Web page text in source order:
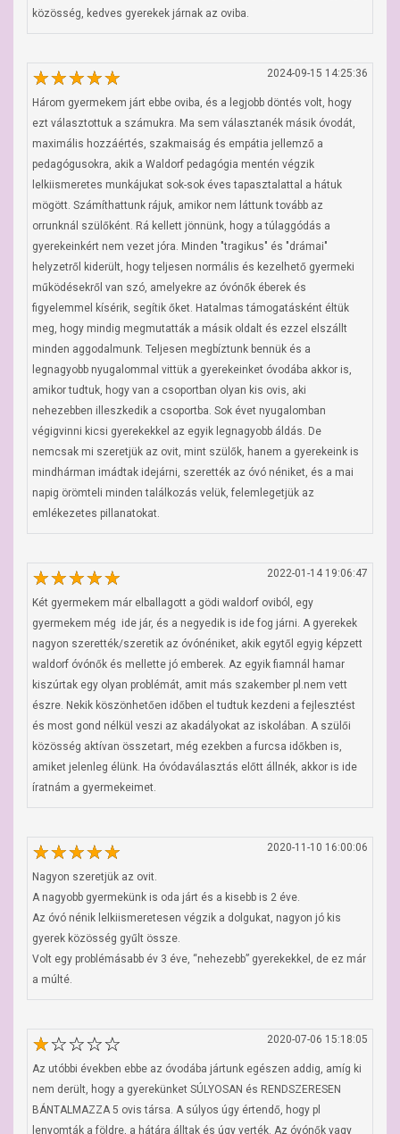
közösség, kedves gyerekek járnak az oviba.
2024-09-15 14:25:36
Három gyermekem járt ebbe oviba, és a legjobb döntés volt, hogy
ezt választottuk a számukra. Ma sem választanék másik óvodát,
maximális hozzáértés, szakmaiság és empátia jellemző a
pedagógusokra, akik a Waldorf pedagógia mentén végzik
lelkiismeretes munkájukat sok-sok éves tapasztalattal a hátuk
mögött. Számíthattunk rájuk, amikor nem láttunk tovább az
orrunknál szülőként. Rá kellett jönnünk, hogy a túlaggódás a
gyerekeinkért nem vezet jóra. Minden "tragikus" és "drámai"
helyzetről kiderült, hogy teljesen normális és kezelhető gyermeki
működésekről van szó, amelyekre az óvónők éberek és
figyelemmel kísérik, segítik őket. Hatalmas támogatásként éltük
meg, hogy mindig megmutatták a másik oldalt és ezzel elszállt
minden aggodalmunk. Teljesen megbíztunk bennük és a
legnagyobb nyugalommal vittük a gyerekeinket óvodába akkor is,
amikor tudtuk, hogy van a csoportban olyan kis ovis, aki
nehezebben illeszkedik a csoportba. Sok évet nyugalomban
végigvinni kicsi gyerekekkel az egyik legnagyobb áldás. De
nemcsak mi szeretjük az ovit, mint szülők, hanem a gyerekeink is
mindhárman imádtak idejárni, szerették az óvó néniket, és a mai
napig örömteli minden találkozás velük, felemlegetjük az
emlékezetes pillanatokat.
2022-01-14 19:06:47
Két gyermekem már elballagott a gödi waldorf oviból, egy
gyermekem még  ide jár, és a negyedik is ide fog járni. A gyerekek
nagyon szerették/szeretik az óvónéniket, akik egytől egyig képzett
waldorf óvónők és mellette jó emberek. Az egyik fiamnál hamar
kiszúrtak egy olyan problémát, amit más szakember pl.nem vett
észre. Nekik köszönhetően időben el tudtuk kezdeni a fejlesztést
és most gond nélkül veszi az akadályokat az iskolában. A szülői
közösség aktívan összetart, még ezekben a furcsa időkben is,
amiket jelenleg élünk. Ha óvódaválasztás előtt állnék, akkor is ide
íratnám a gyermekeimet.
2020-11-10 16:00:06
Nagyon szeretjük az ovit.
A nagyobb gyermekünk is oda járt és a kisebb is 2 éve.
Az óvó nénik lelkiismeretesen végzik a dolgukat, nagyon jó kis
gyerek közösség gyűlt össze.
Volt egy problémásabb év 3 éve, “nehezebb” gyerekekkel, de ez már
a múlté.
2020-07-06 15:18:05
Az utóbbi években ebbe az óvodába jártunk egészen addig, amíg ki
nem derült, hogy a gyerekünket SÚLYOSAN és RENDSZERESEN
BÁNTALMAZZA 5 ovis társa. A súlyos úgy értendő, hogy pl
lenyomták a földre, a hátára álltak és úgy verték. Az óvónők vagy